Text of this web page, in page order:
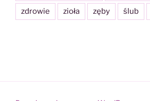
zdrowie zioła zęby ślub